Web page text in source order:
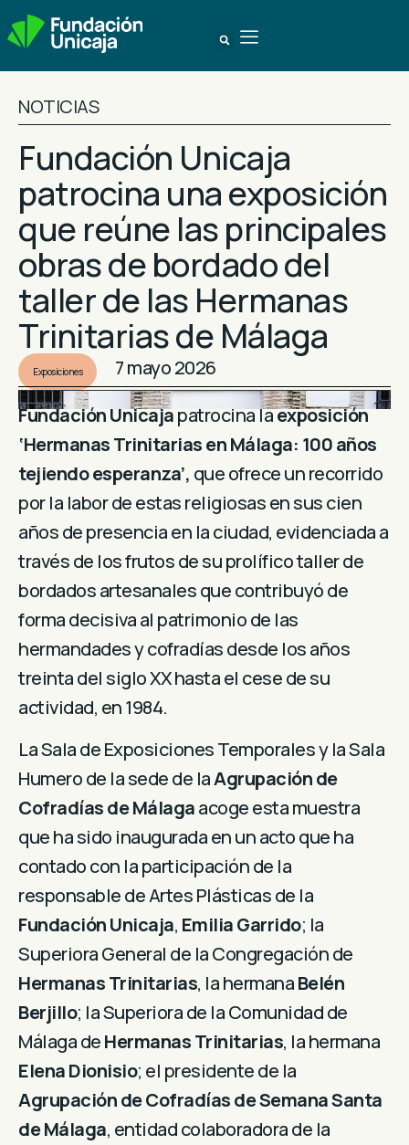
NOTICIAS
Fundación Unicaja
patrocina una exposición
que reúne las principales
obras de bordado del
taller de las Hermanas
Trinitarias de Málaga
Exposiciones
7 mayo 2026
Fundación Unicajapatrocina laexposición
‘Hermanas Trinitarias en Málaga: 100 años
tejiendo esperanza’, que ofrece un recorrido
por la labor de estas religiosas en sus cien
años de presencia en la ciudad, evidenciada a
través de los frutos de su prolífico taller de
bordados artesanales que contribuyó de
forma decisiva al patrimonio de las
hermandades y cofradías desde los años
treinta del siglo XX hasta el cese de su
actividad, en 1984.
La Sala de Exposiciones Temporales y la Sala
Humero de la sede de laAgrupación de
Cofradías de Málagaacoge esta muestra
que ha sido inaugurada en un acto que ha
contado con la participación de la
responsable de Artes Plásticas de la
Fundación Unicaja, Emilia Garrido; la
Superiora General de la Congregación de
Hermanas Trinitarias, la hermanaBelén
Berjillo; la Superiora de la Comunidad de
Málaga deHermanas Trinitarias, la hermana
Elena Dionisio; el presidente de la
Agrupación de Cofradías de Semana Santa
de Málaga, entidad colaboradora de la